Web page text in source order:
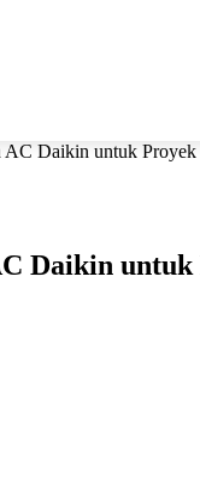
AC Daikin untuk
Daikin